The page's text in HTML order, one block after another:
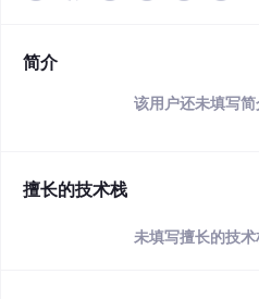
简介
该用户还未填写简
擅长的技术栈
未填写擅长的技术